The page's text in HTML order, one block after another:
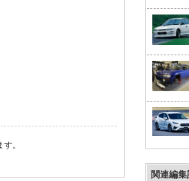
。
関連編